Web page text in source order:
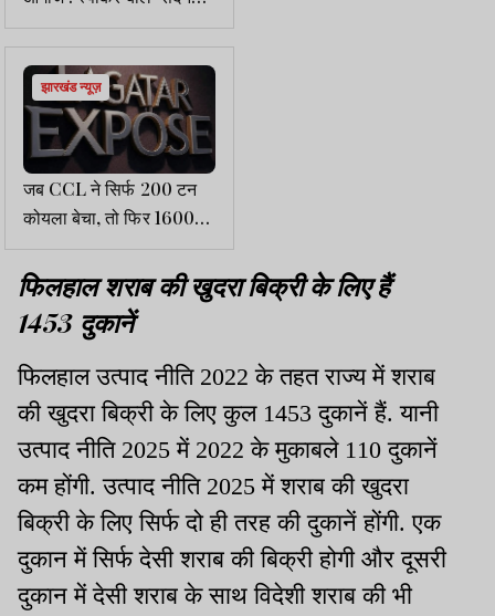
बहस का स्थल नहीं,
जनआकांक्षाओ का प्रतीक है
झारखंड न्यूज़
जब CCL ने सिर्फ 200 टन
कोयला बेचा, तो फिर 16000
टन आया कहां से!
फिलहाल शराब की खुदरा बिक्री के लिए हैं
1453 दुकानें
फिलहाल उत्पाद नीति 2022 के तहत राज्य में शराब
की खुदरा बिक्री के लिए कुल 1453 दुकानें हैं. यानी
उत्पाद नीति 2025 में 2022 के मुकाबले 110 दुकानें
कम होंगी. उत्पाद नीति 2025 में शराब की खुदरा
बिक्री के लिए सिर्फ दो ही तरह की दुकानें होंगी. एक
दुकान में सिर्फ देसी शराब की बिक्री होगी और दूसरी
दुकान में देसी शराब के साथ विदेशी शराब की भी